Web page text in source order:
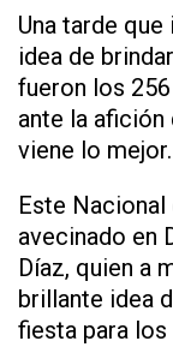
Una tarde
idea de
fueron los
ante la afición
viene lo mejor.
Este
avecinado en
Díaz, quien a
brillante idea
fiesta para los